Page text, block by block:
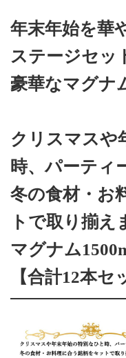
年末年始を華
ステージセッ
豪華なマグナ
クリスマスや
時、パーティ
冬の食材・お
トで取り揃え
マグナム
【合計12本セ